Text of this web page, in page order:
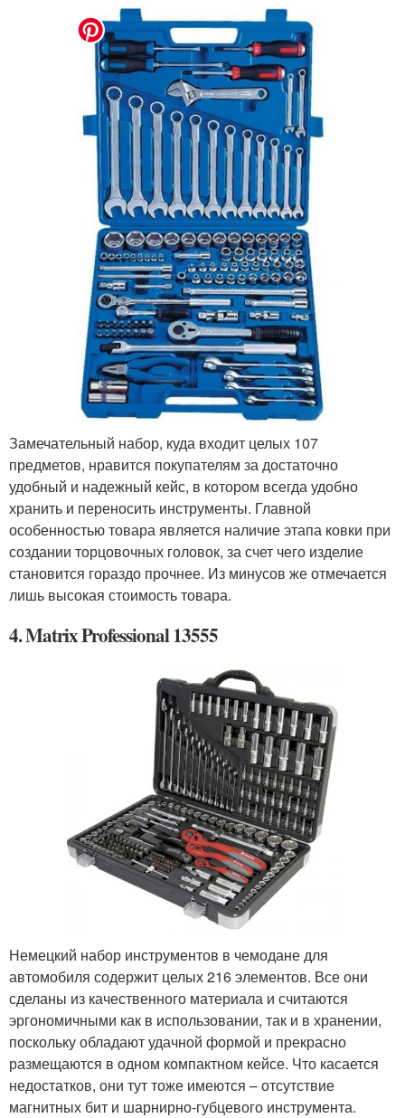
Замечательный набор, куда входит целых 107
предметов, нравится покупателям за достаточно
удобный и надежный кейс, в котором всегда удобно
хранить и переносить инструменты. Главной
особенностью товара является наличие этапа ковки при
создании торцовочных головок, за счет чего изделие
становится гораздо прочнее. Из минусов же отмечается
лишь высокая стоимость товара.
4. Matrix Professional 13555
Немецкий набор инструментов в чемодане для
автомобиля содержит целых 216 элементов. Все они
сделаны из качественного материала и считаются
эргономичными как в использовании, так и в хранении,
поскольку обладают удачной формой и прекрасно
размещаются в одном компактном кейсе. Что касается
недостатков, они тут тоже имеются – отсутствие
магнитных бит и шарнирно-губцевого инструмента.